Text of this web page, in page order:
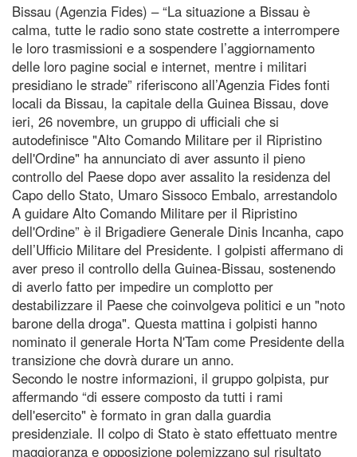
Bissau (Agenzia Fides) – “La situazione a Bissau è
calma, tutte le radio sono state costrette a interrompere
le loro trasmissioni e a sospendere l’aggiornamento
delle loro pagine social e internet, mentre i militari
presidiano le strade” riferiscono all’Agenzia Fides fonti
locali da Bissau, la capitale della Guinea Bissau, dove
ieri, 26 novembre, un gruppo di ufficiali che si
autodefinisce "Alto Comando Militare per il Ripristino
dell'Ordine" ha annunciato di aver assunto il pieno
controllo del Paese dopo aver assalito la residenza del
Capo dello Stato, Umaro Sissoco Embalo, arrestandolo
A guidare Alto Comando Militare per il Ripristino
dell'Ordine” è il Brigadiere Generale Dinis Incanha, capo
dell’Ufficio Militare del Presidente. I golpisti affermano di
aver preso il controllo della Guinea-Bissau, sostenendo
di averlo fatto per impedire un complotto per
destabilizzare il Paese che coinvolgeva politici e un "noto
barone della droga". Questa mattina i golpisti hanno
nominato il generale Horta N'Tam come Presidente della
transizione che dovrà durare un anno.
Secondo le nostre informazioni, il gruppo golpista, pur
affermando “di essere composto da tutti i rami
dell'esercito" è formato in gran dalla guardia
presidenziale. Il colpo di Stato è stato effettuato mentre
maggioranza e opposizione polemizzano sul risultato